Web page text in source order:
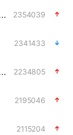
东来生活广场店 2354039
2341433
体结构持续优化 2234805
2195046
2115204